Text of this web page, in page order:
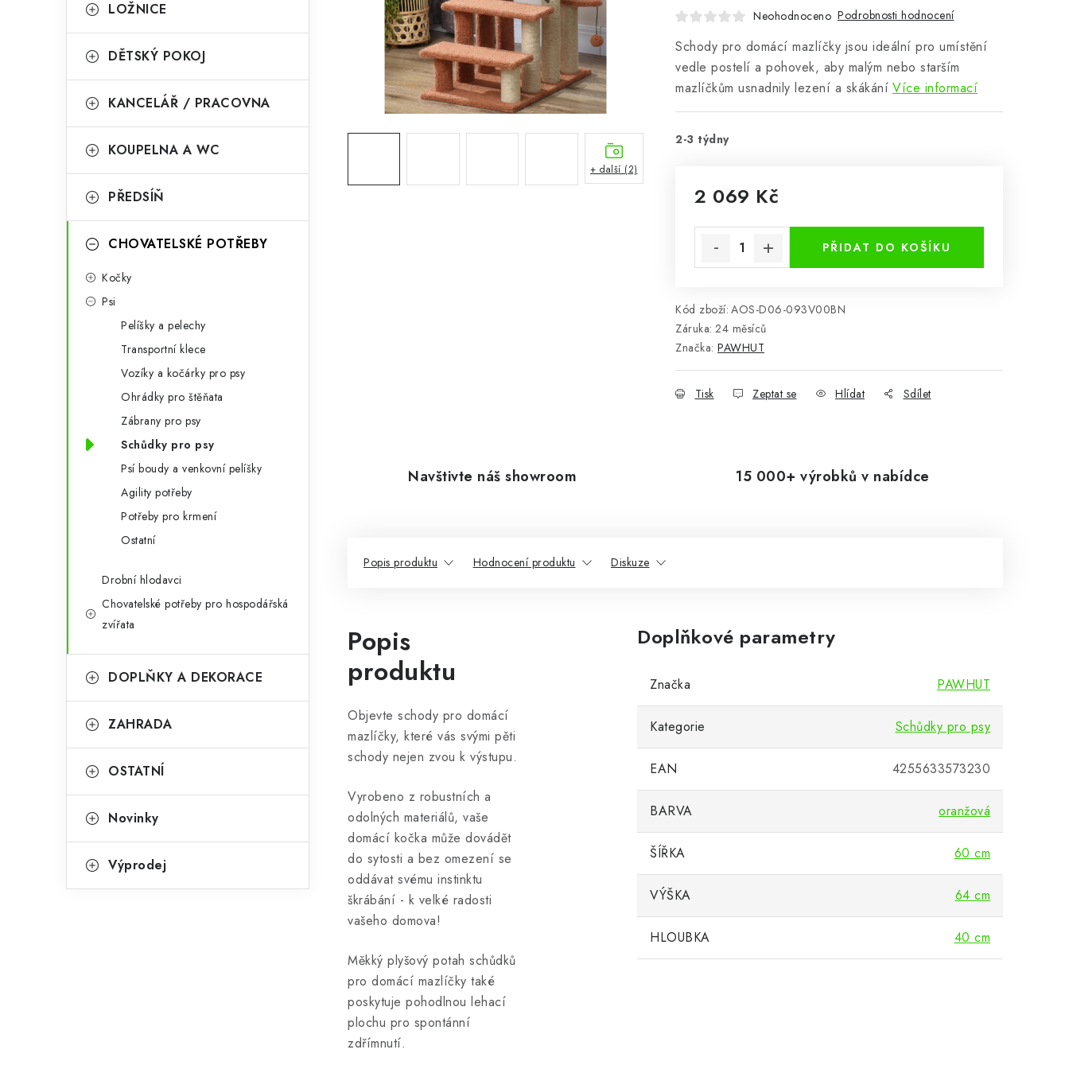
r
n
n
p
o
i
LOŽNICE
DĚTSKÝ POKOJ
KANCELÁŘ / PRACOVNA
KOUPELNA A WC
PŘEDSÍŇ
CHOVATELSKÉ POTŘEBY
Kočky
Psi
Pelíšky a pelechy
Transportní klece
Vozíky a kočárky pro psy
Ohrádky pro štěňata
Zábrany pro psy
Schůdky pro psy
Psí boudy a venkovní pelíšky
Agility potřeby
Potřeby pro krmení
Ostatní
Drobní hlodavci
Chovatelské potřeby pro hospodářská
zvířata
DOPLŇKY A DEKORACE
ZAHRADA
OSTATNÍ
Novinky
Výprodej
Neohodnoceno Podrobnosti hodnocení
Schody pro domácí mazlíčky jsou ideální pro umístění
vedle postelí a pohovek, aby malým nebo starším
mazlíčkům usnadnily lezení a skákání Více informací
2-3 týdny
2 069 Kč
PŘIDAT DO KOŠÍKU
Kód zboží: AOS-D06-093V00BN
Záruka: 24 měsíců
Značka: PAWHUT
Tisk Zeptat se Hlídat Sdílet
+ další (2)
Navštivte náš showroom 15 000+ výrobků v nabídce
Popis produktu Hodnocení produktu Diskuze
Popis
produktu
Objevte schody pro domácí
mazlíčky, které vás svými pěti
schody nejen zvou k výstupu.
Vyrobeno z robustních a
odolných materiálů, vaše
domácí kočka může dovádět
do sytosti a bez omezení se
oddávat svému instinktu
škrábání - k velké radosti
vašeho domova!
Měkký plyšový potah schůdků
pro domácí mazlíčky také
poskytuje pohodlnou lehací
plochu pro spontánní
zdřímnutí.
Doplňkové parametry
Značka PAWHUT
Kategorie Schůdky pro psy
EAN 4255633573230
BARVA oranžová
ŠÍŘKA 60 cm
VÝŠKA 64 cm
HLOUBKA 40 cm